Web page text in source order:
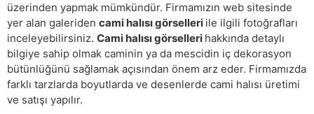
üzerinden yapmak mümkündür. Firmamızın web sitesinde
yer alan galeriden cami halısı görselleri ile ilgili fotoğrafları
inceleyebilirsiniz. Cami halısı görselleri hakkında detaylı
bilgiye sahip olmak caminin ya da mescidin iç dekorasyon
bütünlüğünü sağlamak açısından önem arz eder. Firmamızda
farklı tarzlarda boyutlarda ve desenlerde cami halısı üretimi
ve satışı yapılır.